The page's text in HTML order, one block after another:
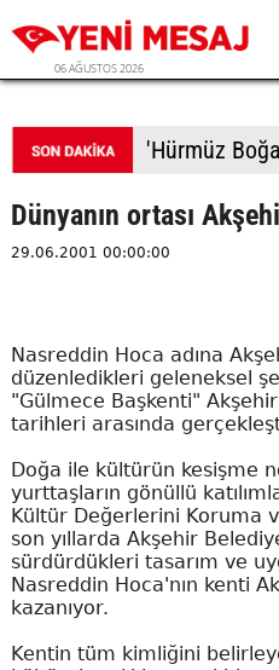
06 AĞUSTOS 2026
Dünyanın ortası
29.06.2001 00:00:00
Nasreddin Hoca adına
düzenledikleri geleneksel
"Gülmece Başkenti"
tarihleri arasında
Doğa ile kültürün kesişme
yurttaşların gönüllü
Kültür Değerlerini Koruma
son yıllarda Akşehir
sürdürdükleri tasarım ve
Nasreddin Hoca'nın kenti
kazanıyor.
Kentin tüm kimliğini